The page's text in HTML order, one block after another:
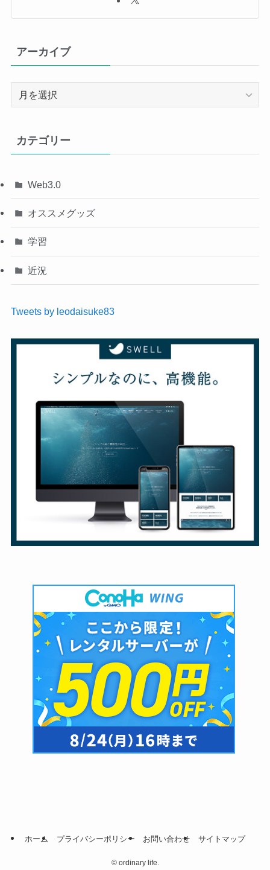
アーカイブ
ブ
カテゴリー
Web3.0
オススメグッズ
学習
近況
Tweets by leodaisuke83
ホーム プライバシーポリシー お問い合わせ サイトマップ
©ordinary life.